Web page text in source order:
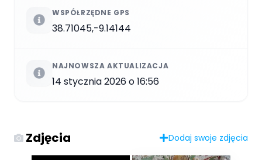
WSPÓŁRZĘDNE GPS
38.71045,-9.14144
NAJNOWSZA AKTUALIZACJA
14 stycznia 2026 o 16:56
Zdjęcia Dodaj swoje zdjęcia